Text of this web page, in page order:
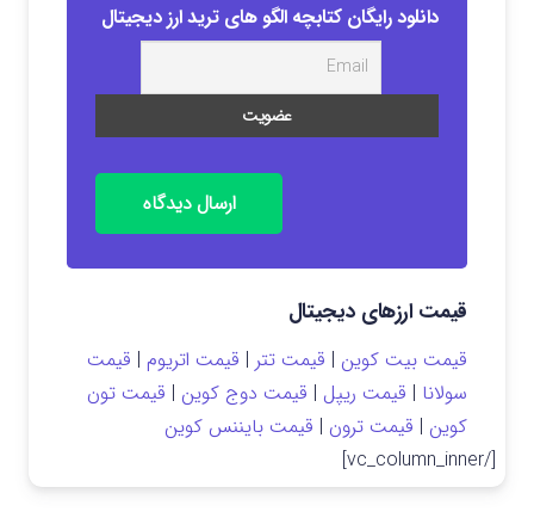
دانلود رایگان کتابچه الگو های ترید ارز دیجیتال
ارسال دیدگاه
قیمت ارزهای دیجیتال
قیمت بیت کوین | قیمت تتر | قیمت اتریوم | قیمت
سولانا | قیمت ریپل | قیمت دوج کوین | قیمت تون
کوین | قیمت ترون | قیمت بایننس کوین
[/vc_column_inner]